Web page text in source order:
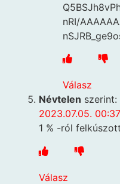
nRI/
Válasz
Névtelen szerint:
2023.07.05. 00:37
1 % -ról
Válasz